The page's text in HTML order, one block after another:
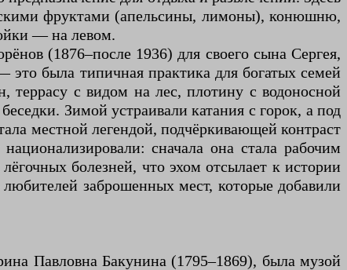
фруктами (апельсины, лимоны), конюшню,
— на левом.
(1876–после 1936) для своего сына Сергея,
была типичная практика для богатых семей
террасу с видом на лес, плотину с водоносной
Зимой устраивали катания с горок, а под
местной легендой, подчёркивающей контраст
сначала она стала рабочим
болезней, что эхом отсылает к истории
заброшенных мест, которые добавили
Павловна Бакунина (1795–1869), была музой